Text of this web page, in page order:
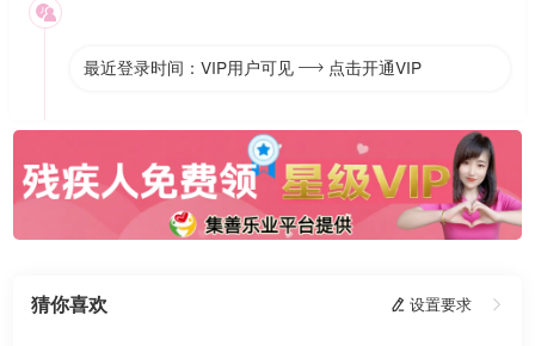

最近登录时间：VIP用户可见  点击开通VIP
猜你喜欢  设置要求 